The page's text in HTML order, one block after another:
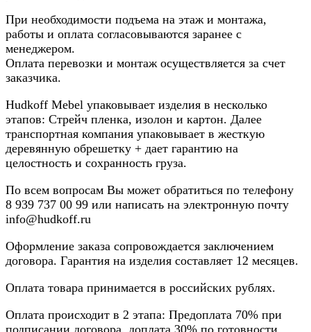
При необходимости подъема на этаж и монтажа,
работы и оплата согласовываются заранее с
менеджером.
Оплата перевозки и монтаж осуществляется за счет
заказчика.
Hudkoff Mebel упаковывает изделия в несколько
этапов: Стрейч пленка, изолон и картон. Далее
транспортная компания упаковывает в жесткую
деревянную обрешетку + дает гарантию на
целостность и сохранность груза.
По всем вопросам Вы может обратиться по телефону
8 939 737 00 99 или написать на электронную почту
info@hudkoff.ru
Оформление заказа сопровождается заключением
договора. Гарантия на изделия составляет 12 месяцев.
Оплата товара принимается в российских рублях.
Оплата происходит в 2 этапа: Предоплата 70% при
подписании договора, доплата 30% по готовности